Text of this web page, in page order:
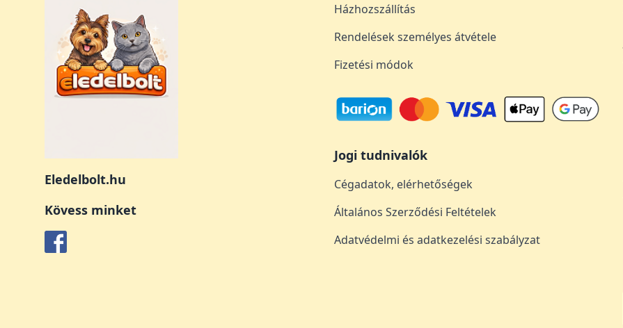
Eledelbolt.hu
Kövess minket
Házhozszállítás
Rendelések személyes átvétele
Fizetési módok
Jogi tudnivalók
Cégadatok, elérhetőségek
Általános Szerződési Feltételek
Adatvédelmi és adatkezelési szabályzat